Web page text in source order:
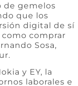
de gemelos
que los
digital de sí
comprar
Sosa,
y EY, la
laborales e